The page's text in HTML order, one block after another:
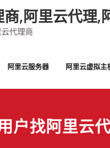
,阿里云代理,
代理商
阿里云服务器 阿里云虚拟主
户找阿里云